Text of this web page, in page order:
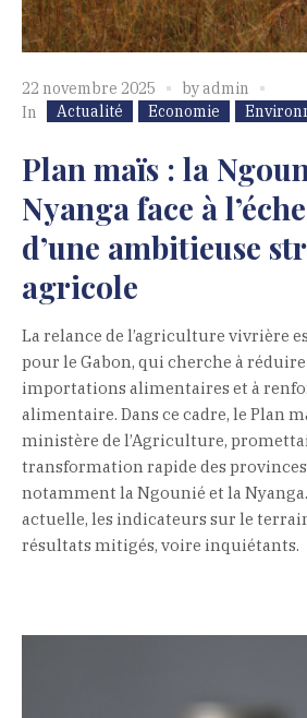
22 novembre 2025 byadmin
In
Actualité Economie
Plan maïs : la
Nyanga face à
d’une ambitieuse
agricole
La relance de l’agriculture vivrière
pour le Gabon, qui cherche à
importations alimentaires et à
alimentaire. Dans ce cadre, le Plan
ministère de l’Agriculture,
transformation rapide des
notamment la Ngounié et la Nyanga.
actuelle, les indicateurs sur le
résultats mitigés, voire inquiétants.